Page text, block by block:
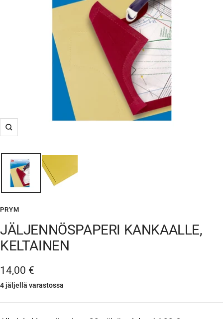
Suurenna
PRYM
JÄLJENNÖSPAPERI KANKAALLE,
KELTAINEN
Alennushinta
14,00 €
4 jäljellä varastossa